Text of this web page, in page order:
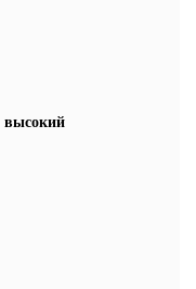
высокий